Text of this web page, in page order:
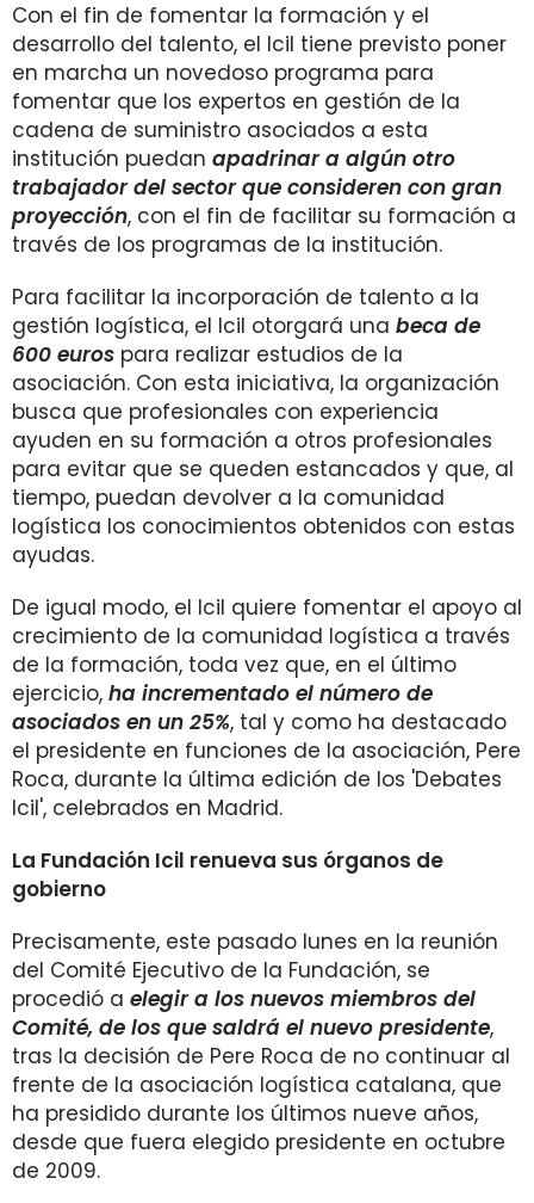
Con el fin de fomentar la formación y el
desarrollo del talento, el Icil tiene previsto poner
en marcha un novedoso programa para
fomentar que los expertos en gestión de la
cadena de suministro asociados a esta
institución puedan apadrinar a algún otro
trabajador del sector que consideren con gran
proyección, con el fin de facilitar su formación a
través de los programas de la institución.
Para facilitar la incorporación de talento a la
gestión logística, el Icil otorgará una beca de
600 euros para realizar estudios de la
asociación. Con esta iniciativa, la organización
busca que profesionales con experiencia
ayuden en su formación a otros profesionales
para evitar que se queden estancados y que, al
tiempo, puedan devolver a la comunidad
logística los conocimientos obtenidos con estas
ayudas.
De igual modo, el Icil quiere fomentar el apoyo al
crecimiento de la comunidad logística a través
de la formación, toda vez que, en el último
ejercicio, ha incrementado el número de
asociados en un 25%, tal y como ha destacado
el presidente en funciones de la asociación, Pere
Roca, durante la última edición de los 'Debates
Icil', celebrados en Madrid.
La Fundación Icil renueva sus órganos de
gobierno
Precisamente, este pasado lunes en la reunión
del Comité Ejecutivo de la Fundación, se
procedió a elegir a los nuevos miembros del
Comité, de los que saldrá el nuevo presidente,
tras la decisión de Pere Roca de no continuar al
frente de la asociación logística catalana, que
ha presidido durante los últimos nueve años,
desde que fuera elegido presidente en octubre
de 2009.